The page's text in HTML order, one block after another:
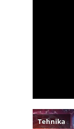
Tehnika